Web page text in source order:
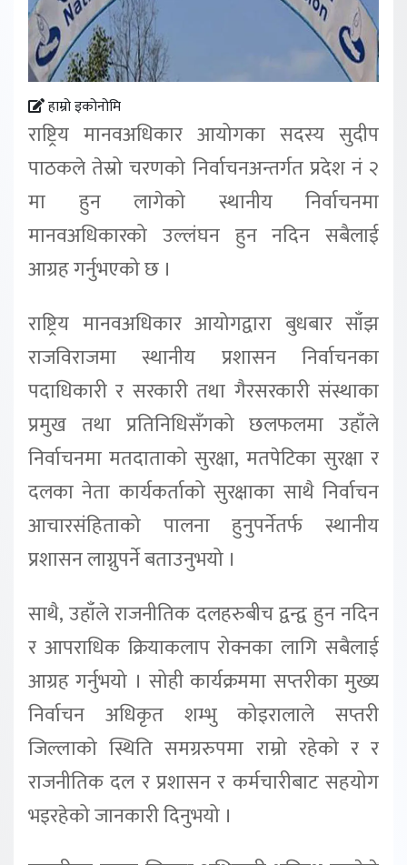
हाम्रो इकोनोमि
राष्ट्रिय मानवअधिकार आयोगका सदस्य सुदीप
पाठकले तेस्रो चरणको निर्वाचनअन्तर्गत प्रदेश नं २
मा हुन लागेको स्थानीय निर्वाचनमा
मानवअधिकारको उल्लंघन हुन नदिन सबैलाई
आग्रह गर्नुभएको छ ।
राष्ट्रिय मानवअधिकार आयोगद्वारा बुधबार साँझ
राजविराजमा स्थानीय प्रशासन निर्वाचनका
पदाधिकारी र सरकारी तथा गैरसरकारी संस्थाका
प्रमुख तथा प्रतिनिधिसँगको छलफलमा उहाँले
निर्वाचनमा मतदाताको सुरक्षा, मतपेटिका सुरक्षा र
दलका नेता कार्यकर्ताको सुरक्षाका साथै निर्वाचन
आचारसंहिताको पालना हुनुपर्नेतर्फ स्थानीय
प्रशासन लाग्नुपर्ने बताउनुभयो ।
साथै, उहाँले राजनीतिक दलहरुबीच द्वन्द्व हुन नदिन
र आपराधिक क्रियाकलाप रोक्नका लागि सबैलाई
आग्रह गर्नुभयो । सोही कार्यक्रममा सप्तरीका मुख्य
निर्वाचन अधिकृत शम्भु कोइरालाले सप्तरी
जिल्लाको स्थिति समग्ररुपमा राम्रो रहेको र र
राजनीतिक दल र प्रशासन र कर्मचारीबाट सहयोग
भइरहेको जानकारी दिनुभयो ।